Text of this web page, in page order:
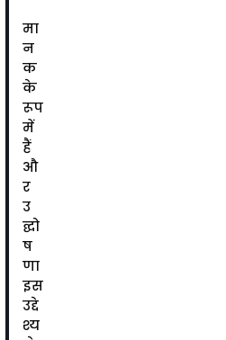
मा
न
क
के
रूप
में
हैं
औ
र
उ
द्घो
ष
णा
इस
उद्दे
श्य